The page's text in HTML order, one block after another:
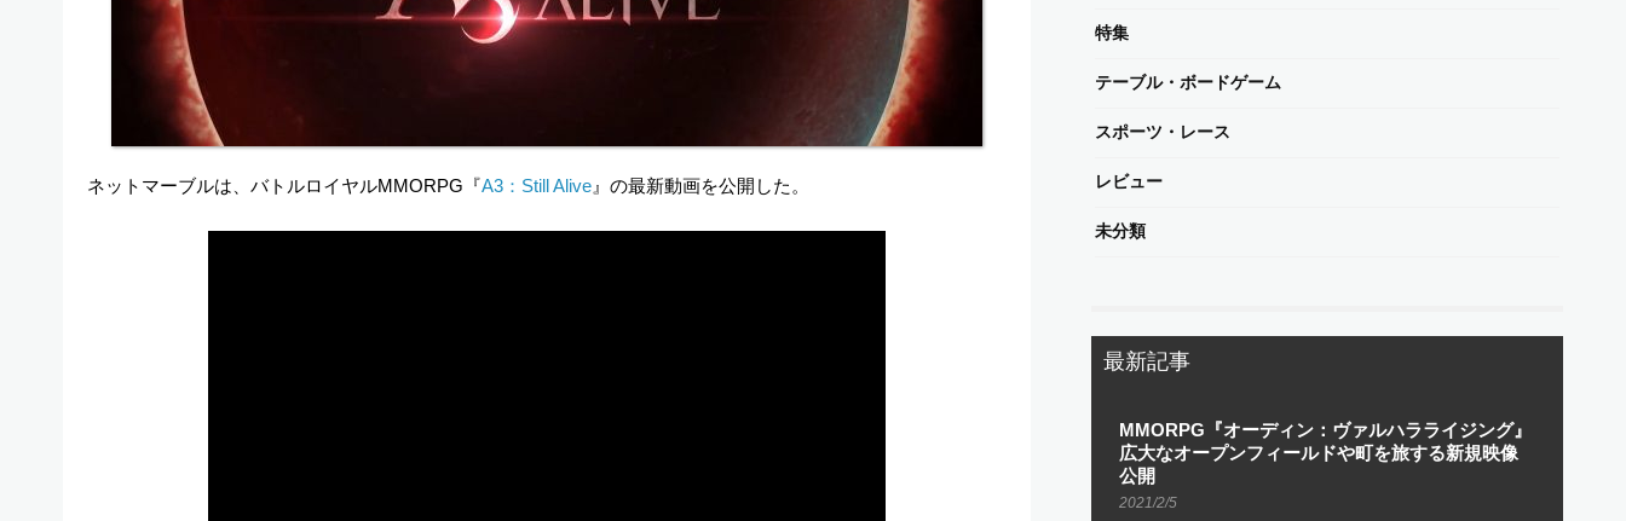
ネットマーブルは、バトルロイヤルMMORPG『A3：Still Alive 』の最新動画を公開した。
特集
テーブル・ボードゲーム
スポーツ・レース
レビュー
未分類
最新記事
MMORPG『オーディン：ヴァルハラライジング』
広大なオープンフィールドや町を旅する新規映像
公開
2021/2/5